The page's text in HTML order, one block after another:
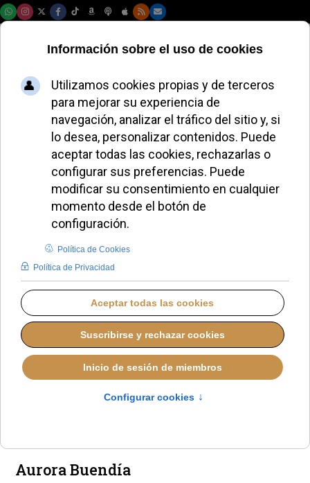
MIÉRCOLES, 08 ABRIL 2026 10:50
Entre la
desgravación y el
Aurora Buendía